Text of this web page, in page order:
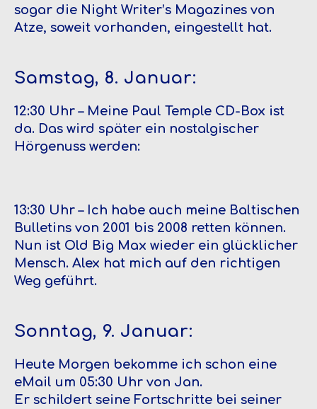
sogar die Night Writer’s Magazines von
Atze, soweit vorhanden, eingestellt hat.
Samstag, 8. Januar:
12:30 Uhr – Meine Paul Temple CD-Box ist
da. Das wird später ein nostalgischer
Hörgenuss werden:
13:30 Uhr – Ich habe auch meine Baltischen
Bulletins von 2001 bis 2008 retten können.
Nun ist Old Big Max wieder ein glücklicher
Mensch. Alex hat mich auf den richtigen
Weg geführt.
Sonntag, 9. Januar:
Heute Morgen bekomme ich schon eine
eMail um 05:30 Uhr von Jan.
Er schildert seine Fortschritte bei seiner